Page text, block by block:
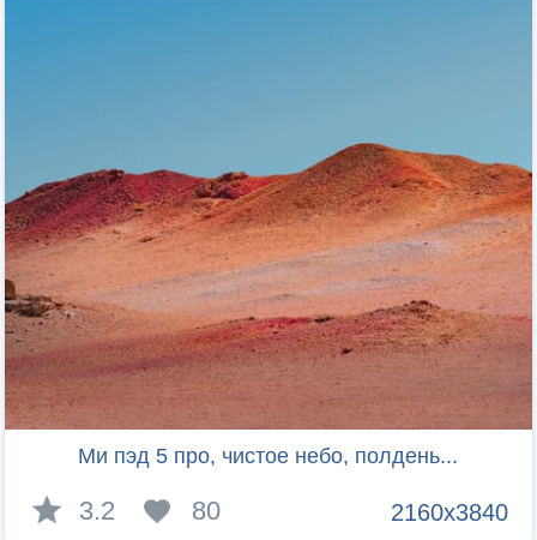
Ми пэд 5 про, чистое небо, полдень...
2160x3840
3.2 80